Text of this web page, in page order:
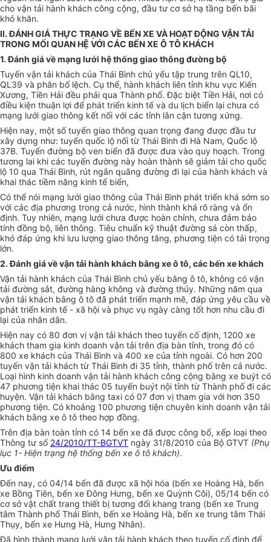
cho vận tải hành khách công cộng, đầu tư cơ sở hạ tầng bến bãi
khó khăn.
II. ĐÁNH GIÁ THỰC TRẠNG VỀ BẾN XE VÀ HOẠT ĐỘNG VẬN TẢI
TRONG MỐI QUAN HỆ VỚI CÁC BẾN XE Ô TÔ KHÁCH
1. Đánh giá về mạng lưới hệ thống giao thông đường bộ
Tuyến vận tải khách của Thái Bình chủ yếu tập trung trên QL10,
QL39 và phân bố lệch. Cụ thể, hành khách liên tỉnh khu vực Kiến
Xương, Tiền Hải đều phải qua Thành phố. Đặc biệt Tiền Hải, nơi có
điều kiện thuận lợi để phát triển kinh tế và du lịch biển lại chưa có
mạng lưới giao thông kết nối với các tỉnh lân cận tương xứng.
Hiện nay, một số tuyến giao thông quan trọng đang được đầu tư
xây dựng như: tuyến quốc lộ nối từ Thái Bình đi Hà Nam, Quốc lộ
37B. Tuyến đường bộ ven biển đã được đưa vào quy hoạch. Trong
tương lai khi các tuyến đường này hoàn thành sẽ giảm tải cho quốc
lộ 10 qua Thái Bình, rút ngắn quãng đường đi lại của hành khách và
khai thác tiềm năng kinh tế biển,
Có thể nói mạng lưới giao thông của Thái Bình phát triển khá sớm so
với các địa phương trong cả nước, hình thành khá rõ ràng và ổn
định. Tuy nhiên, mạng lưới chưa được hoàn chỉnh, chưa đảm bảo
tính đồng bộ, liên thông. Tiêu chuẩn kỹ thuật đường sá còn thấp,
khó đáp ứng khi lưu lượng giao thông tăng, phương tiện có tải trọng
lớn.
2. Đánh giá về vận tải hành khách bằng xe ô tô, các bến xe khách
Vận tải hành khách của Thái Bình chủ yếu bằng ô tô, không có vận
tải đường sắt, đường hàng không và đường thủy. Những năm qua
vận tải khách bằng ô tô đã phát triển mạnh mẽ, đáp ứng yêu cầu về
phát triển kinh tế - xã hội và phục vụ ngày càng tốt hơn nhu cầu đi
lại của nhân dân.
Hiện nay có 80 đơn vị vận tải khách theo tuyến cố định, 1200 xe
khách tham gia kinh doanh vận tải trên địa bàn tỉnh, trong đó có
800 xe khách của Thái Bình và 400 xe của tỉnh ngoài. Có hơn 200
tuyến vận tải khách từ Thái Bình đi 35 tỉnh, thành phố trên cả nước.
Loại hình kinh doanh vận tải hành khách công cộng bằng xe buýt có
47 phương tiện khai thác 05 tuyến buýt nội tỉnh từ Thành phố đi các
huyện. Vận tải khách bằng taxi có 07 đơn vị tham gia với hơn 350
phương tiện. Có khoảng 100 phương tiện chuyên kinh doanh vận tải
khách bằng xe ô tô theo hợp đồng.
Trên địa bàn toàn tỉnh có 14 bến xe đã được công bố, xếp loại theo
Thông tư số 24/2010/TT-BGTVT ngày 31/8/2010 của Bộ GTVT (Phụ
lục 1- Hiện trạng hệ thống bến xe ô tô khách).
Ưu điểm
Đến nay, có 04/14 bến đã được xã hội hóa (bến xe Hoàng Hà, bến
xe Bồng Tiên, bến xe Đông Hưng, bến xe Quỳnh Côi), 05/14 bến có
cơ sở vật chất trang thiết bị tương đối khang trang (bến xe Trung
tâm Thành phố Thái Bình, bến xe Hoàng Hà, bến xe trung tâm Thái
Thụy, bến xe Hưng Hà, Hưng Nhân).
Đã hình thành mạng lưới vận tải hành khách theo tuyến cố định để